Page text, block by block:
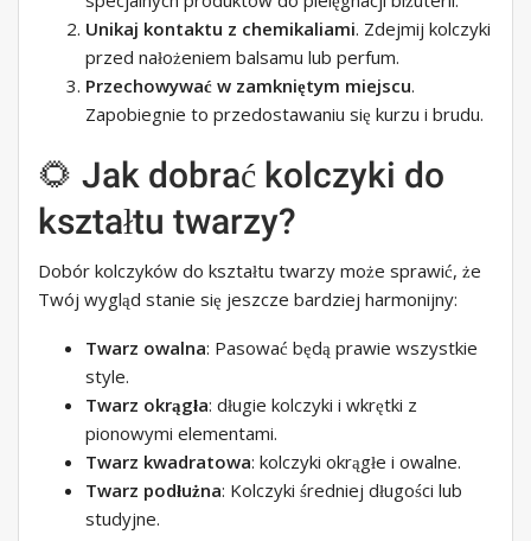
Unikaj kontaktu z chemikaliami. Zdejmij kolczyki
przed nałożeniem balsamu lub perfum.
Przechowywać w zamkniętym miejscu.
Zapobiegnie to przedostawaniu się kurzu i brudu.
🌻 Jak dobrać kolczyki do
kształtu twarzy?
Dobór kolczyków do kształtu twarzy może sprawić, że
Twój wygląd stanie się jeszcze bardziej harmonijny:
Twarz owalna: Pasować będą prawie wszystkie
style.
Twarz okrągła: długie kolczyki i wkrętki z
pionowymi elementami.
Twarz kwadratowa: kolczyki okrągłe i owalne.
Twarz podłużna: Kolczyki średniej długości lub
studyjne.